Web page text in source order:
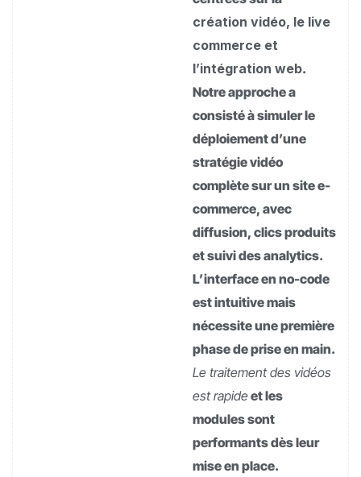
création vidéo, le live
commerce et
l’intégration web.
Notre approche a
consisté à simuler le
déploiement d’une
stratégie vidéo
complète sur un site e-
commerce, avec
diffusion, clics produits
et suivi des analytics.
L’interface en no-code
est intuitive mais
nécessite une première
phase de prise en main.
Le traitement des vidéos
est rapideet les
modules sont
performants dès leur
mise en place.